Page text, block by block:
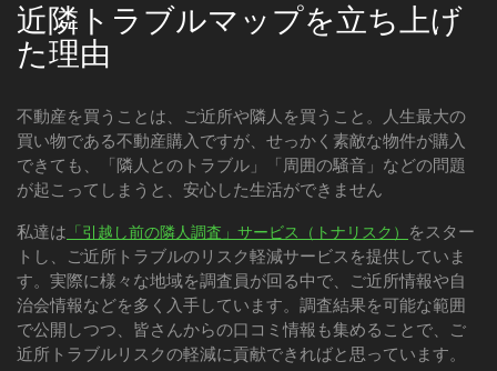
近隣トラブルマップを立ち上げ
た理由
不動産を買うことは、ご近所や隣人を買うこと。人生最大の
買い物である不動産購入ですが、せっかく素敵な物件が購入
できても、「隣人とのトラブル」「周囲の騒音」などの問題
が起こってしまうと、安心した生活ができません
私達は 「引越し前の隣人調査」サービス（トナリスク） をスター
トし、ご近所トラブルのリスク軽減サービスを提供していま
す。実際に様々な地域を調査員が回る中で、ご近所情報や自
治会情報などを多く入手しています。調査結果を可能な範囲
で公開しつつ、皆さんからの口コミ情報も集めることで、ご
近所トラブルリスクの軽減に貢献できればと思っています。